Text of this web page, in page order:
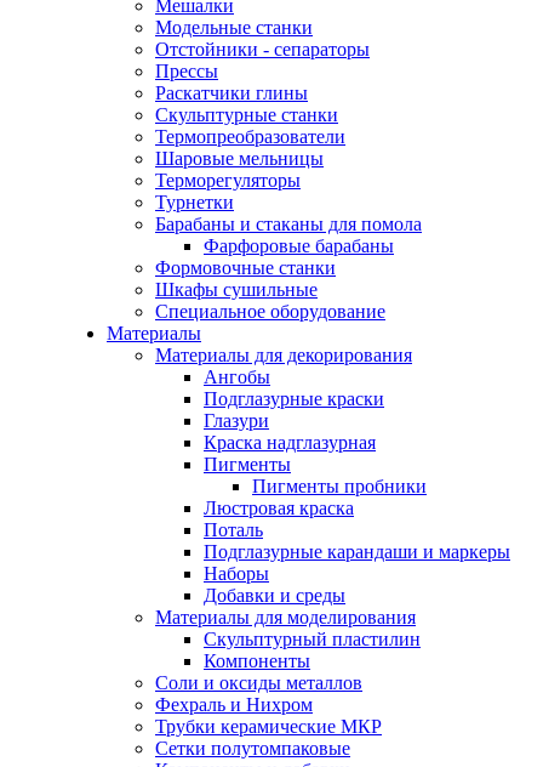
Мешалки
Модельные станки
Отстойники - сепараторы
Прессы
Раскатчики глины
Скульптурные станки
Термопреобразователи
Шаровые мельницы
Терморегуляторы
Турнетки
Барабаны и стаканы для помола
Фарфоровые барабаны
Формовочные станки
Шкафы сушильные
Специальное оборудование
Материалы
Материалы для декорирования
Ангобы
Подглазурные краски
Глазури
Краска надглазурная
Пигменты
Пигменты пробники
Люстровая краска
Поталь
Подглазурные карандаши и маркеры
Наборы
Добавки и среды
Материалы для моделирования
Скульптурный пластилин
Компоненты
Соли и оксиды металлов
Фехраль и Нихром
Трубки керамические МКР
Сетки полутомпаковые